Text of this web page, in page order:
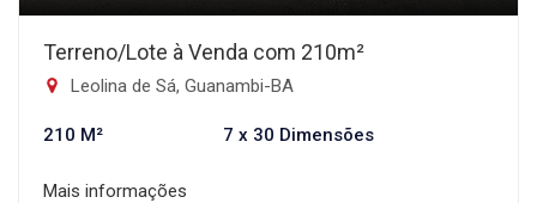
Terreno/Lote à Venda com 210m²
Leolina de Sá, Guanambi-BA
210 M² 7 x 30 Dimensões
Mais informações